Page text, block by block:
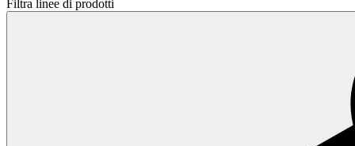
Filtra linee di prodotti